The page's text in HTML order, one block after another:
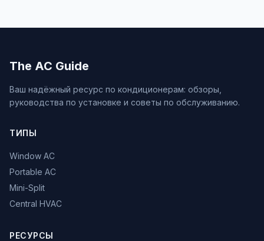
The AC Guide
Ваш надёжный ресурс по кондиционерам: обзоры,
руководства по установке и советы по обслуживанию.
ТИПЫ
Window AC
Portable AC
Mini-Split
Central HVAC
РЕСУРСЫ